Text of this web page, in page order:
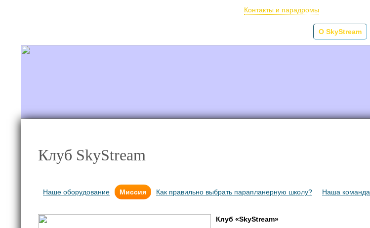
Контакты и парадромы
О SkyStream
Клуб SkyStream
Наше оборудование Миссия Как правильно выбрать парапланерную школу? Наша команда
Клуб «SkyStream»